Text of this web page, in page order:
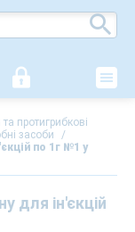
протигрибкові
засоби
/
по 1г №1 у
для ін'єкцій